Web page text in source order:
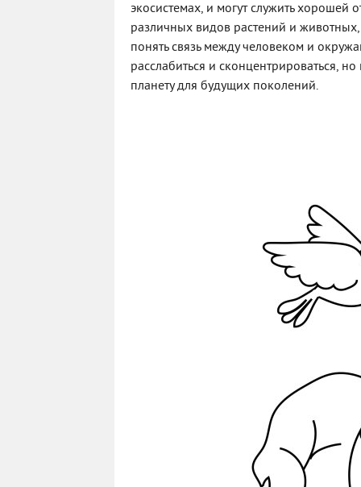
экосистемах, и могут служить хорошей
различных видов растений и
понять связь между человеком и
расслабиться и сконцентрироваться,
планету для будущих поколений.